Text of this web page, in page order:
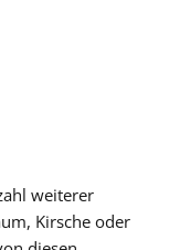
weiterer
Kirsche oder